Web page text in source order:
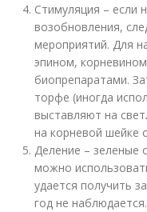
Стимуляция – если
возобновления,
мероприятий. Для
эпином,
биопрепаратами.
торфе (иногда
выставляют на
на корневой шейке
Деление – зеленые
можно
удается получить
год не